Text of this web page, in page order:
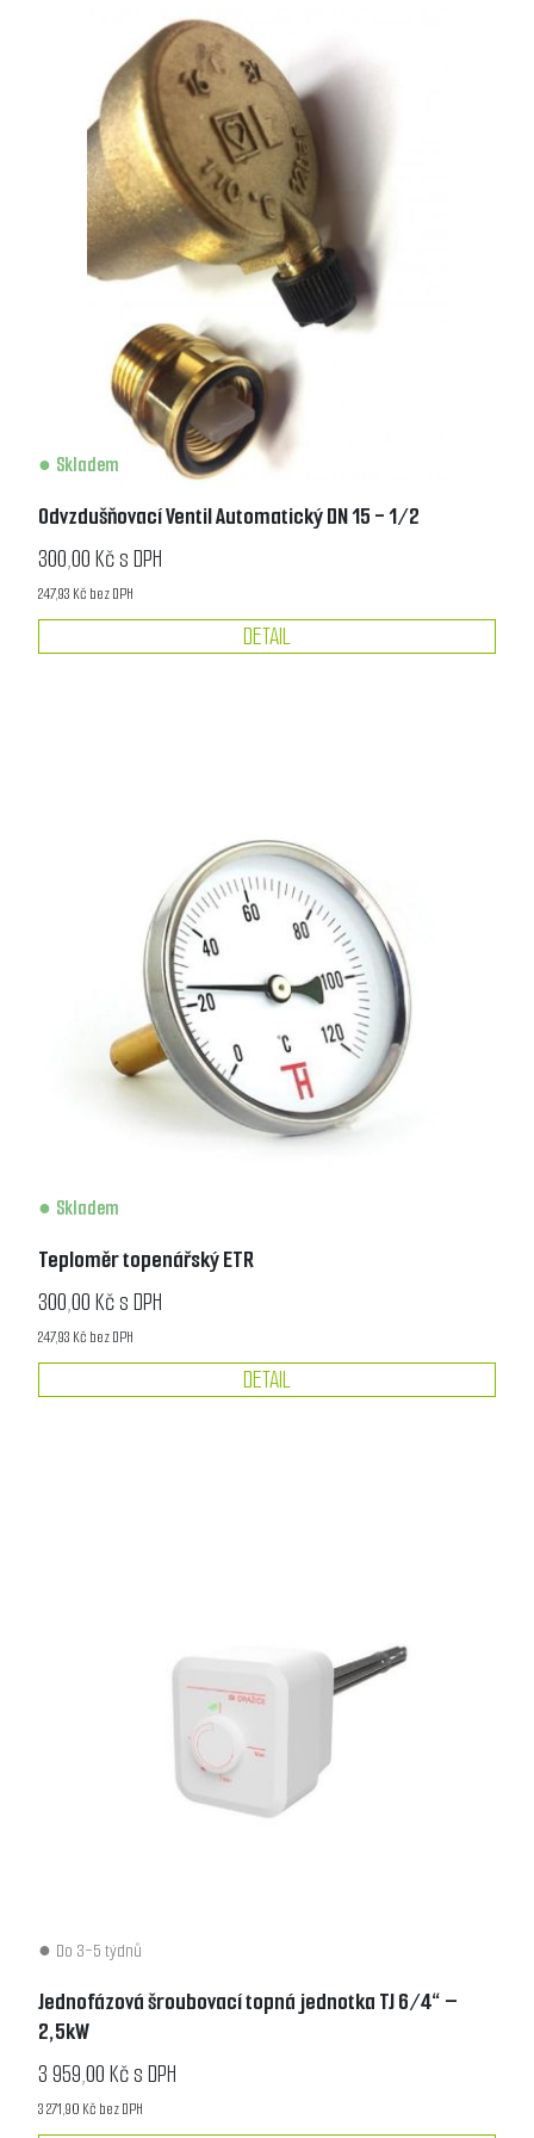
Skladem
Odvzdušňovací Ventil Automatický DN 15 - 1/2
300,00 Kč s DPH
247,93 Kč bez DPH
DETAIL
Skladem
Teploměr topenářský ETR
300,00 Kč s DPH
247,93 Kč bez DPH
DETAIL
Do 3-5 týdnů
Jednofázová šroubovací topná jednotka TJ 6/4“ –
2,5kW
3 959,00 Kč s DPH
3 271,90 Kč bez DPH